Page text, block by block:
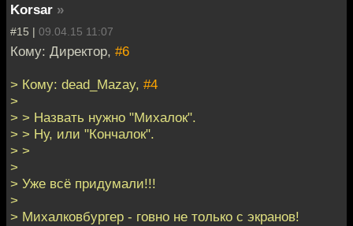
Korsar »
#15 | 09.04.15 11:07
Кому: Директор, #6
> Кому: dead_Mazay, #4
>
> > Назвать нужно "Михалок".
> > Ну, или "Кончалок".
> >
>
> Уже всё придумали!!!
>
> Михалковбургер - говно не только с экранов!